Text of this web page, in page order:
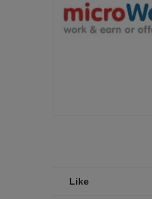
Like